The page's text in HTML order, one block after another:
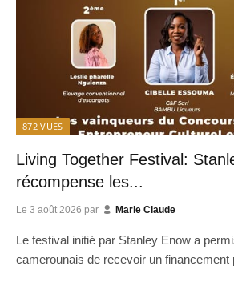
872 VUES
Living Together Festival:
récompense les...
Le 3 août 2026 par Marie Claude
Le festival initié par Stanley Enow a
camerounais de recevoir un financement